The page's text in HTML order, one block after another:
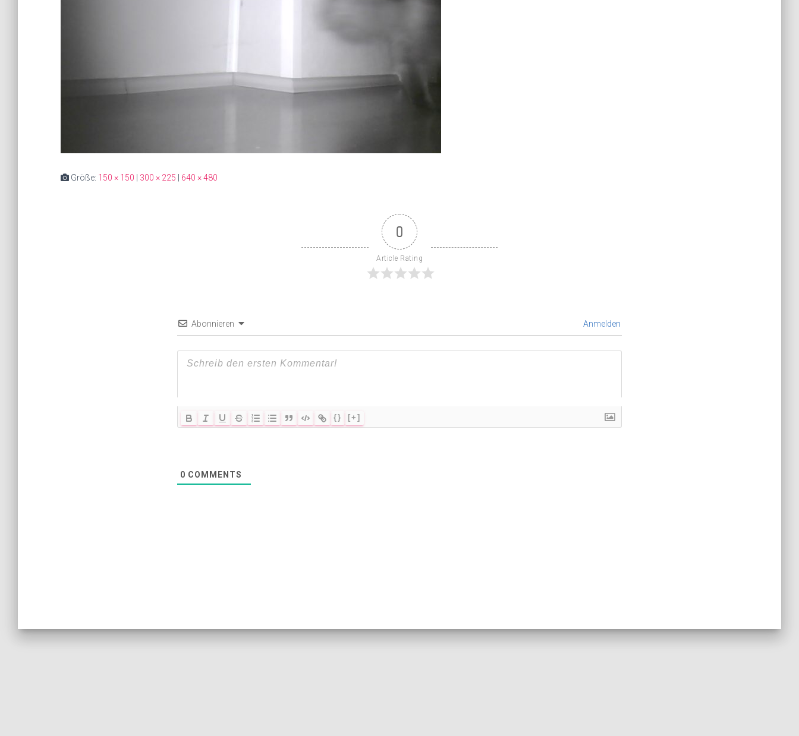
Größe: 150 × 150 300 × 225 640 × 480
0
Article Rating
Abonnieren Anmelden
{} [+]
0 COMMENTS